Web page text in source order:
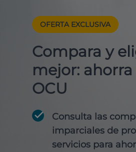
OFERTA EXCLUSIVA
Compara y
mejor:
OCU
Consulta las
imparciales de
servicios para